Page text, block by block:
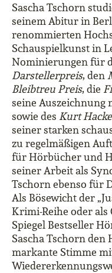
Sascha Tschorn
seinem Abitur in
renommierten
Schauspielkunst in
Nominierungen für
Darstellerpreis, den
Bleibtreu Preis, die
seine Auszeichnung
sowie des Kurt
seiner starken
zu regelmäßigen
für Hörbücher und
seiner Arbeit als
Tschorn ebenso für
Als Bösewicht der
Krimi-Reihe oder
Spiegel Bestseller
Sascha Tschorn
markante Stimme